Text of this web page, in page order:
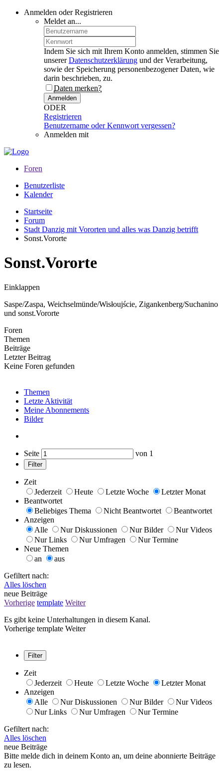
Anmelden oder Registrieren
Meldet an...
Indem Sie sich mit Ihrem Konto anmelden, stimmen Sie
unsererDatenschutzerklärung und der Verarbeitung,
sowie der Speicherung personenbezogener Daten, wie
darin beschrieben, zu.
Daten merken?
Anmelden
ODER
Registrieren
Benutzername oder Kennwort vergessen?
Anmelden mit
Foren
Benutzerliste
Kalender
Startseite
Forum
Stadt Danzig mit Vororten und alles was Danzig betrifft
Sonst.Vororte
Sonst.Vororte
Einklappen
Saspe/Zaspa, Weichselmünde/Wisłoujście, Zigankenberg/Suchanino
und sonst.Vororte
Foren
Themen
Beiträge
Letzter Beitrag
Keine Foren gefunden
Themen
Letzte Aktivität
Meine Abonnements
Bilder
Seite von 1
Filter
Zeit
Jederzeit
Heute Letzte Woche
Letzter Monat
Beantwortet
Beliebiges Thema
Nicht Beantwortet
Beantwortet
Anzeigen
Alle
Nur Diskussionen Nur Bilder
Nur Videos
Nur Links
Nur Umfragen
Nur Termine
Neue Themen
an
aus
Gefiltert nach:
Alles löschen
neue Beiträge
Vorherige template Weiter
Es gibt keine Unterhaltungen in diesem Kanal.
Vorherige template Weiter
Filter
Zeit
Jederzeit
Heute Letzte Woche
Letzter Monat
Anzeigen
Alle
Nur Diskussionen Nur Bilder
Nur Videos
Nur Links
Nur Umfragen
Nur Termine
Gefiltert nach:
Alles löschen
neue Beiträge
Bitte melde dich in deinem Konto an, um deine abonnierte Beiträge
zu lesen.